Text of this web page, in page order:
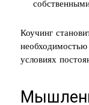
Коучинг
необходимостью
условиях